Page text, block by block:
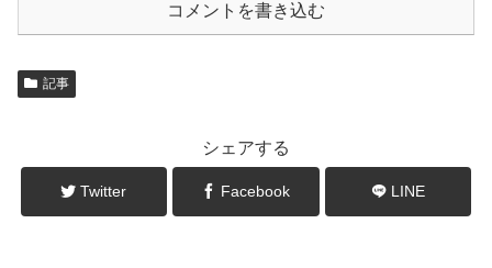
コメントを書き込む
記事
シェアする
Twitter Facebook LINE